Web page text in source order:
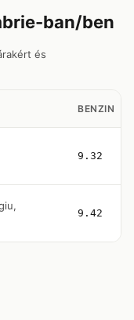
ban/ben
és
BENZIN
9.32
9.42